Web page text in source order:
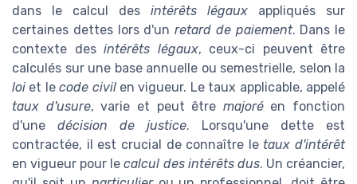
dans le calcul des intérêts légaux appliqués sur
certaines dettes lors d'un retard de paiement. Dans le
contexte des intérêts légaux, ceux-ci peuvent être
calculés sur une base annuelle ou semestrielle, selon la
loi et lecode civilen vigueur. Le taux applicable, appelé
taux d'usure, varie et peut être majoréen fonction
d'une décision de justice. Lorsqu'une dette est
contractée, il est crucial de connaître le taux d'intérêt
en vigueur pour lecalcul des intérêts dus. Un créancier,